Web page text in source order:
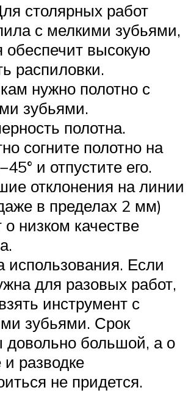
столярных работ
с мелкими зубьями,
обеспечит высокую
распиловки.
нужно полотно с
зубьями.
полотна.
согните полотно на
и отпустите его.
отклонения на линии
в пределах 2 мм)
о низком качестве
использования. Если
для разовых работ,
инструмент с
зубьями. Срок
довольно большой, а о
и разводке
не придется.